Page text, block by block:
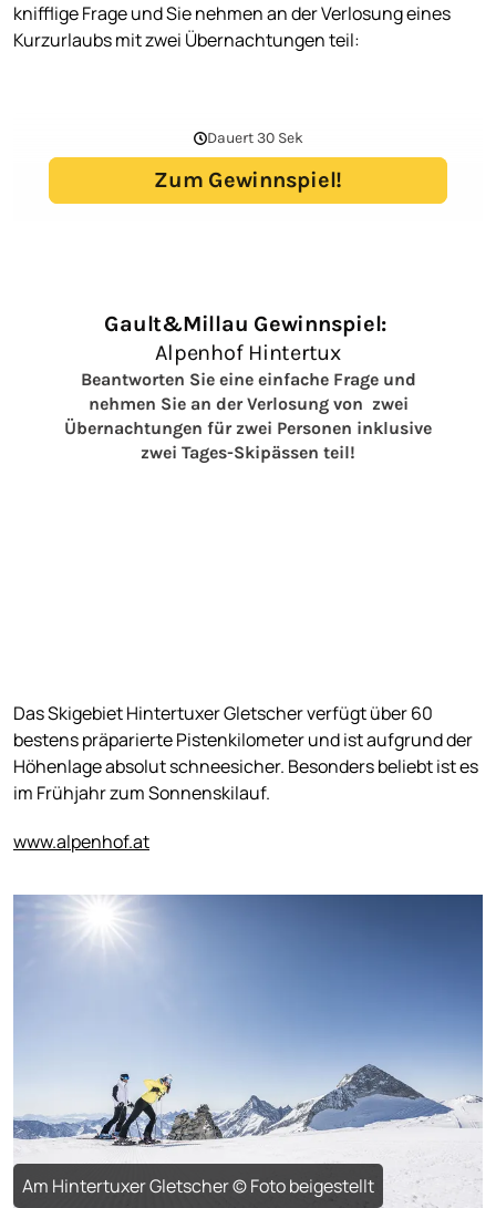
knifflige Frage und Sie nehmen an der Verlosung eines
Kurzurlaubs mit zwei Übernachtungen teil:
Das Skigebiet Hintertuxer Gletscher verfügt über 60
bestens präparierte Pistenkilometer und ist aufgrund der
Höhenlage absolut schneesicher. Besonders beliebt ist es
im Frühjahr zum Sonnenskilauf.
www.alpenhof.at
Am Hintertuxer Gletscher © Foto beigestellt